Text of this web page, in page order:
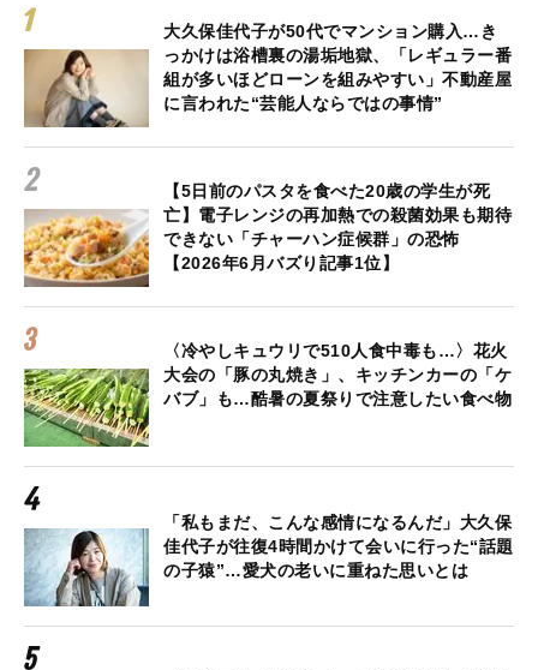
大久保佳代子が50代でマンション購入…き
っかけは浴槽裏の湯垢地獄、「レギュラー番
組が多いほどローンを組みやすい」不動産屋
に言われた“芸能人ならではの事情”
【5日前のパスタを食べた20歳の学生が死
亡】電子レンジの再加熱での殺菌効果も期待
できない「チャーハン症候群」の恐怖
【2026年6月バズり記事1位】
〈冷やしキュウリで510人食中毒も…〉花火
大会の「豚の丸焼き」、キッチンカーの「ケ
バブ」も…酷暑の夏祭りで注意したい食べ物
「私もまだ、こんな感情になるんだ」大久保
佳代子が往復4時間かけて会いに行った“話題
の子猿”…愛犬の老いに重ねた思いとは